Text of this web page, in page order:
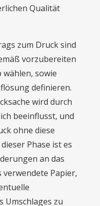
Qualität
zum Druck sind
vorzubereiten
wählen, sowie
definieren.
wird durch
beeinflusst, und
ohne diese
Phase ist es
an das
verwendete Papier,
Umschlages zu